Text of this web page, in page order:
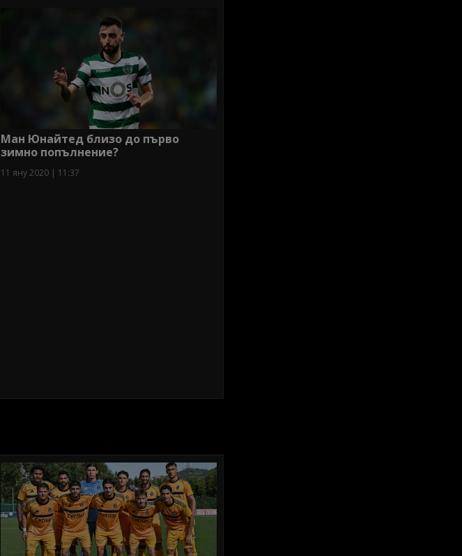
Ман Юнайтед близо до първо
зимно попълнение?
11 яну 2020 | 11:37